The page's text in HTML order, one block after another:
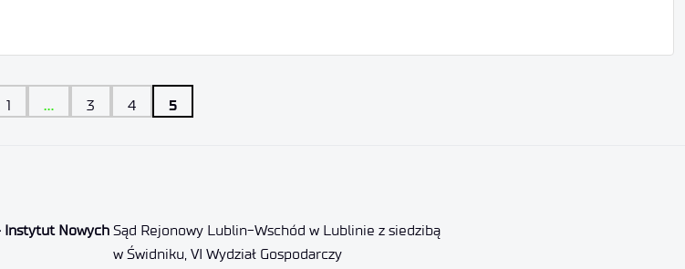
1 … 3 4 5
Instytut Nowych Sąd Rejonowy Lublin-Wschód w Lublinie z siedzibą
w Świdniku, VI Wydział Gospodarczy